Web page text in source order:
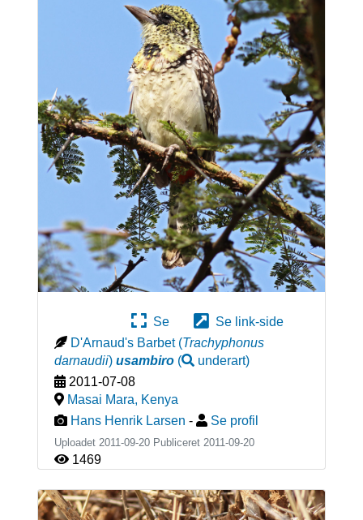
Se
Se link-side
D'Arnaud's Barbet (Trachyphonus
darnaudii) usambiro( underart)
2011-07-08
Masai Mara, Kenya
Hans Henrik Larsen - Se profil
Uploadet 2011-09-20 Publiceret 2011-09-20
1469